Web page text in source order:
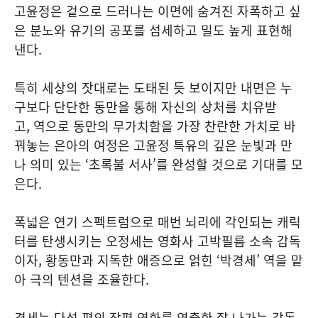
고윤정은 겉으로 드러나는 이면에 숨겨진 자폭하고 싶
은 분노와 유기의 공포를 섬세하고 밀도 높게 표현해
낸다.
특히 세상의 잣대로는 도태된 듯 보이지만 내면은 누
구보다 단단한 동만을 통해 자신의 상처를 치유받
고, 역으로 동만의 무가치함을 가장 찬란한 가치로 바
꿔놓는 은아의 여정은 고윤정 특유의 깊은 눈빛과 만
나 의미 있는 ‘초록불 서사’를 완성할 것으로 기대를 모
은다.
폭넓은 연기 스펙트럼으로 매번 뇌리에 각인되는 캐릭
터를 탄생시키는 오정세는 영화사 고박필름 소속 감독
이자, 황동만과 지독한 애증으로 얽힌 ‘박경세’ 역을 맡
아 극의 텐션을 조율한다.